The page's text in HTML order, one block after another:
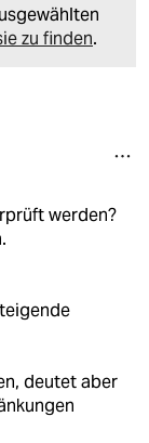
zu finden.
werden?
deutet aber